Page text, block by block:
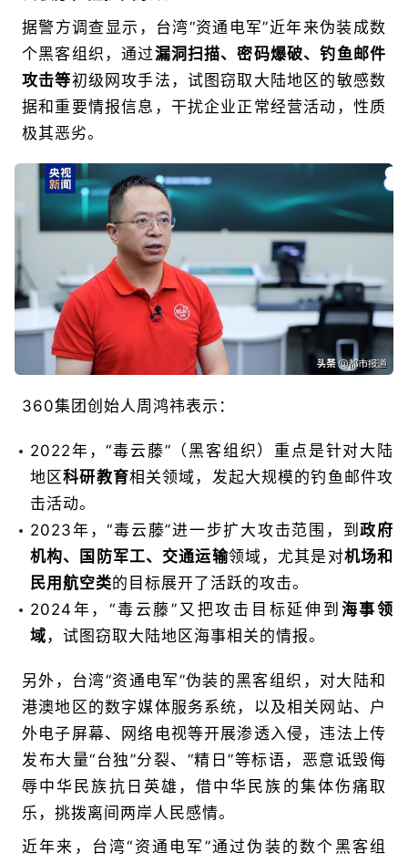
据警方调查显示，台湾“资通电军”近年来伪装成数
个黑客组织，通过漏洞扫描、密码爆破、钓鱼邮件
攻击等初级网攻手法，试图窃取大陆地区的敏感数
据和重要情报信息，干扰企业正常经营活动，性质
极其恶劣。
360集团创始人周鸿祎表示：
2022年，“毒云藤”（黑客组织）重点是针对大陆
地区科研教育相关领域，发起大规模的钓鱼邮件攻
击活动。
2023年，“毒云藤”进一步扩大攻击范围，到政府
机构、国防军工、交通运输领域，尤其是对机场和
民用航空类的目标展开了活跃的攻击。
2024年，“毒云藤”又把攻击目标延伸到 海事领
域 ，试图窃取大陆地区海事相关的情报。
另外，台湾“资通电军”伪装的黑客组织，对大陆和
港澳地区的数字媒体服务系统，以及相关网站、户
外电子屏幕、网络电视等开展渗透入侵，违法上传
发布大量“台独”分裂、“精日”等标语，恶意诋毁侮
辱中华民族抗日英雄，借中华民族的集体伤痛取
乐，挑拨离间两岸人民感情。
近年来，台湾“资通电军”通过伪装的数个黑客组